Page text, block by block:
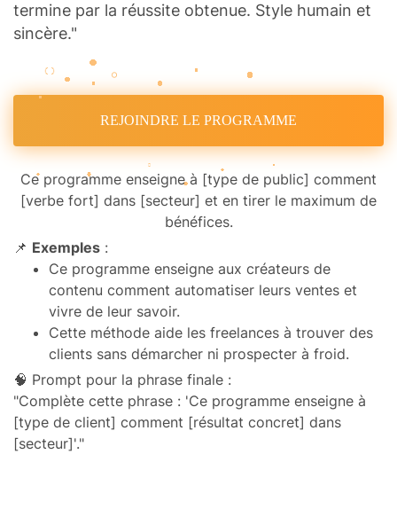
termine par la réussite obtenue. Style humain et
sincère."
REJOINDRE LE PROGRAMME
Ce programme enseigne à [type de public] comment
[verbe fort] dans [secteur] et en tirer le maximum de
bénéfices.
📌 Exemples :
Ce programme enseigne aux créateurs de
contenu comment automatiser leurs ventes et
vivre de leur savoir.
Cette méthode aide les freelances à trouver des
clients sans démarcher ni prospecter à froid.
🧠 Prompt pour la phrase finale :
"Complète cette phrase : 'Ce programme enseigne à
[type de client] comment [résultat concret] dans
[secteur]'."